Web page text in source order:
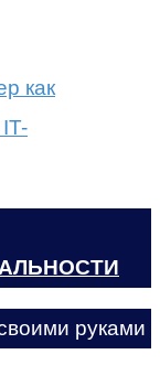
как
руками